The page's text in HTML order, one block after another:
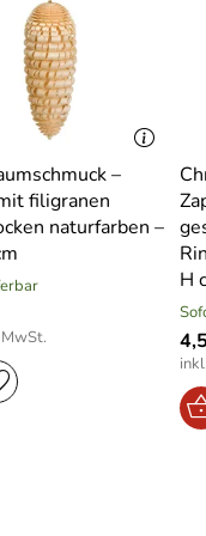
Baumbehang
– ideal auch
zur
–
filigranen
naturfarben –
H